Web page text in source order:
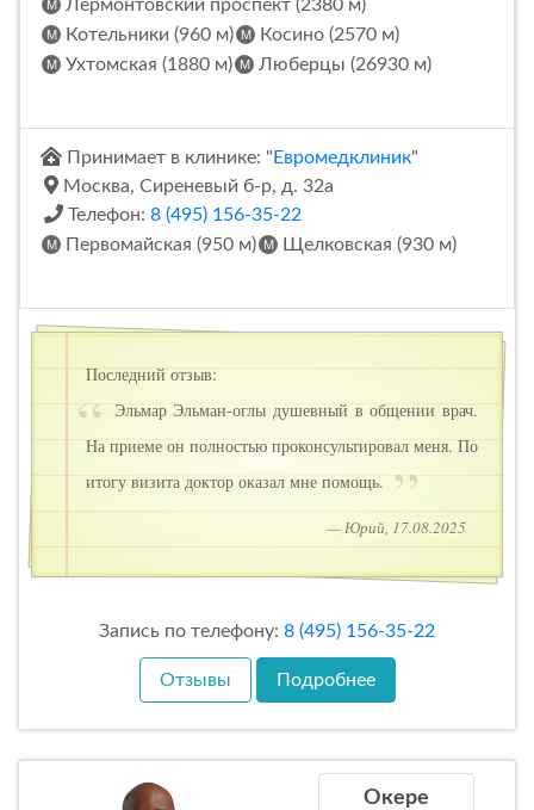
Лермонтовский проспект (2380 м)
Котельники (960 м)
Косино (2570 м)
Ухтомская (1880 м)
Люберцы (26930 м)
Принимает в клинике: " Евромедклиник"
Москва, Сиреневый б-р, д. 32а
Телефон: 8 (495) 156-35-22
Первомайская (950 м)
Щелковская (930 м)
Последний отзыв:
Эльмар Эльман-оглы душевный в общении врач.
На приеме он полностью проконсультировал меня. По
итогу визита доктор оказал мне помощь.
— Юрий, 17.08.2025
Запись по телефону: 8 (495) 156-35-22
Отзывы Подробнее
Окере